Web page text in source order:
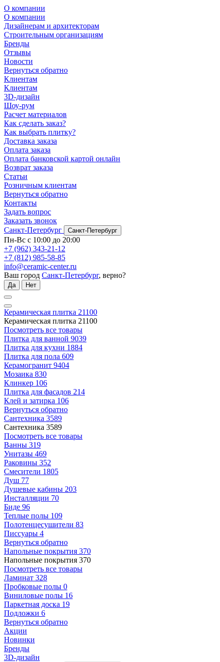
О компании
О компании
Дизайнерам и архитекторам
Строительным организациям
Бренды
Отзывы
Новости
Вернуться обратно
Клиентам
Клиентам
3D-дизайн
Шоу-рум
Расчет материалов
Как сделать заказ?
Как выбрать плитку?
Доставка заказа
Оплата заказа
Оплата банковской картой онлайн
Возврат заказа
Статьи
Розничным клиентам
Вернуться обратно
Контакты
Задать вопрос
Заказать звонок
Санкт-Петербург
Санкт-Петербург
Пн-Вс с 10:00 до 20:00
+7 (962) 343-21-12
+7 (812) 985-58-85
info@ceramic-center.ru
Ваш город Санкт-Петербург, верно?
Да Нет
Керамическая плитка 21100
Керамическая плитка 21100
Посмотреть все товары
Плитка для ванной 9039
Плитка для кухни 1884
Плитка для пола 609
Керамогранит 9404
Мозаика 830
Клинкер 106
Плитка для фасадов 214
Клей и затирка 106
Вернуться обратно
Сантехника 3589
Сантехника 3589
Посмотреть все товары
Ванны 319
Унитазы 469
Раковины 352
Смесители 1805
Душ 77
Душевые кабины 203
Инсталляции 70
Биде 96
Теплые полы 109
Полотенцесушители 83
Писсуары 4
Вернуться обратно
Напольные покрытия 370
Напольные покрытия 370
Посмотреть все товары
Ламинат 328
Пробковые полы 0
Виниловые полы 16
Паркетная доска 19
Подложки 6
Вернуться обратно
Акции
Новинки
Бренды
3D-дизайн